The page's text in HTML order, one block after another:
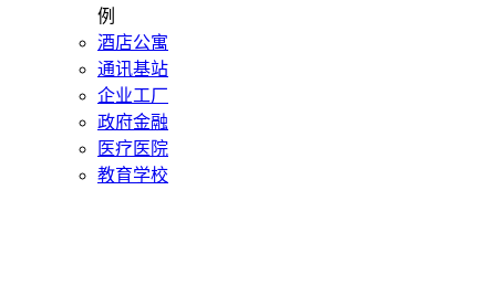
例
酒店公寓
通讯基站
企业工厂
政府金融
医疗医院
教育学校